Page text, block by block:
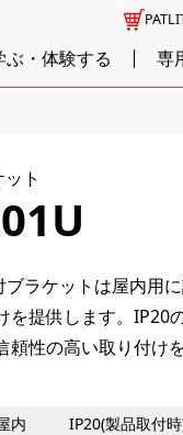
ぶ・体験する 専
ト
ブラケットは屋内用
を提供します。IP20
性の高い取り付け
内 IP20(製品取付